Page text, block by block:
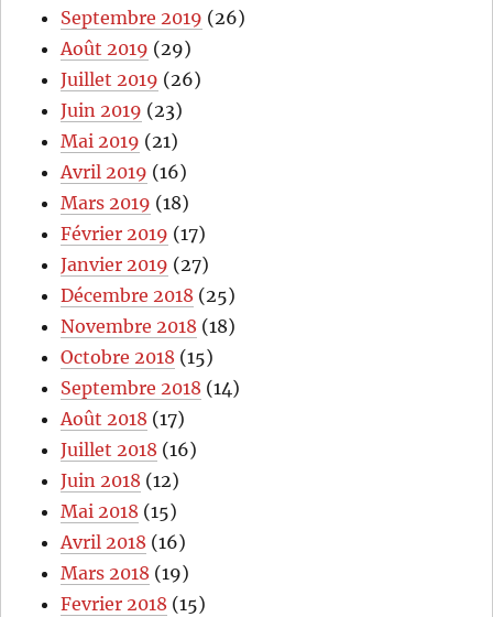
Septembre 2019 (26)
Août 2019 (29)
Juillet 2019 (26)
Juin 2019 (23)
Mai 2019 (21)
Avril 2019 (16)
Mars 2019 (18)
Février 2019 (17)
Janvier 2019 (27)
Décembre 2018 (25)
Novembre 2018 (18)
Octobre 2018 (15)
Septembre 2018 (14)
Août 2018 (17)
Juillet 2018 (16)
Juin 2018 (12)
Mai 2018 (15)
Avril 2018 (16)
Mars 2018 (19)
Fevrier 2018 (15)